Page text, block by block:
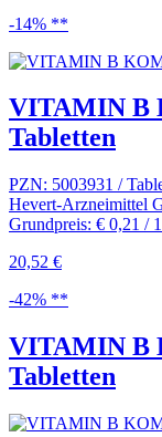
-14% **
VITAMIN B
Tabletten
PZN: 5003931 /
Hevert-Arzneimittel
Grundpreis: € 0,21 /
20,52 €
-42% **
VITAMIN B
Tabletten